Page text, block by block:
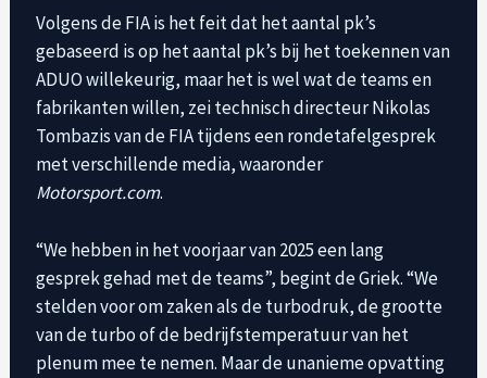
Volgens de FIA ​​is het feit dat het aantal pk’s
gebaseerd is op het aantal pk’s bij het toekennen van
ADUO willekeurig, maar het is wel wat de teams en
fabrikanten willen, zei technisch directeur Nikolas
Tombazis van de FIA ​​tijdens een rondetafelgesprek
met verschillende media, waaronder
Motorsport.com.
“We hebben in het voorjaar van 2025 een lang
gesprek gehad met de teams”, begint de Griek. “We
stelden voor om zaken als de turbodruk, de grootte
van de turbo of de bedrijfstemperatuur van het
plenum mee te nemen. Maar de unanieme opvatting